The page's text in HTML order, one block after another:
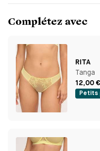
Complétez avec
RITA
Tanga
12,00 €
Petits